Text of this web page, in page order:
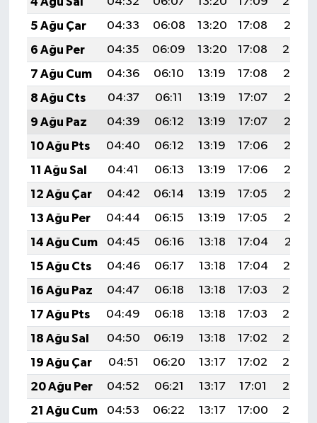
5 Ağu Çar
04:33 06:08 13:20 17:08
20:21
6 Ağu Per
04:35 06:09 13:20 17:08
20:20
7 Ağu Cum
04:36 06:10 13:19 17:08
20:19
8 Ağu Cts
04:37 06:11 13:19 17:07
20:18
9 Ağu Paz
04:39 06:12 13:19 17:07
20:17
10 Ağu Pts
04:40 06:12 13:19 17:06
20:16
11 Ağu Sal
04:41 06:13 13:19 17:06
20:15
12 Ağu Çar
04:42 06:14 13:19 17:05
20:13
13 Ağu Per
04:44 06:15 13:19 17:05
20:12
14 Ağu Cum
04:45 06:16 13:18 17:04
20:11
15 Ağu Cts
04:46 06:17 13:18 17:04
20:10
16 Ağu Paz
04:47 06:18 13:18 17:03
20:08
17 Ağu Pts
04:49 06:18 13:18 17:03
20:07
18 Ağu Sal
04:50 06:19 13:18 17:02
20:06
19 Ağu Çar
04:51 06:20 13:17 17:02
20:05
20 Ağu Per
04:52 06:21 13:17 17:01
20:03
21 Ağu Cum
04:53 06:22 13:17 17:00
20:02